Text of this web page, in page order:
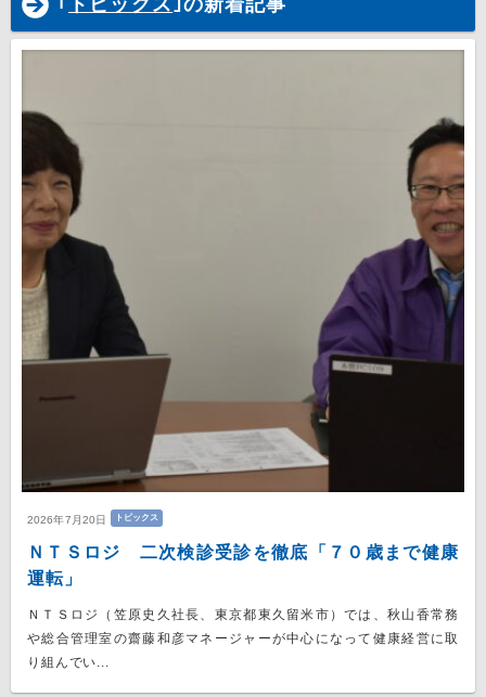
｢ トピックス｣の新着記事
2026年7月20日 トピックス
ＮＴＳロジ 二次検診受診を徹底「７０歳まで健康
運転」
ＮＴＳロジ（笠原史久社長、東京都東久留米市）では、秋山香常務
や総合管理室の齋藤和彦マネージャーが中心になって健康経営に取
り組んでい...